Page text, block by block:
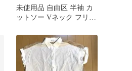
未使用品 自由区 半袖 カ
ットソー Vネック フリル